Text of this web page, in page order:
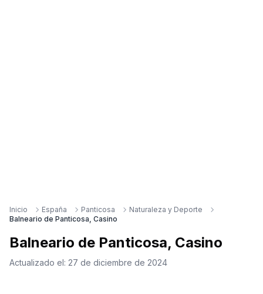
Inicio España Panticosa
Naturaleza y Deporte
Balneario de Panticosa, Casino
Balneario de Panticosa, Casino
Actualizado el: 27 de diciembre de 2024